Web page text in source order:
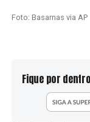
Foto: Basarnas via AP
Fique por